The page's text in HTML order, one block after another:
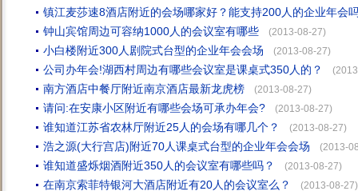
镇江麦莎速8酒店附近的会场哪家好？能支持200人的企业年会
钟山宾馆周边可容纳1000人的会议室有哪些
(2013-08-27)
小白楼附近300人剧院式台型的企业年会会场 (2013-08-27)
公司办年会!湖西村周边有哪些会议室是课桌式350人的？
南方酒店中餐厅附近南京酒店最新龙虎榜 (2013-08-27)
请问:在安康小区附近有哪些会场可承办年会? (2013-08-27)
谁知道江苏省农林厅附近25人的会场有哪几个？ (2013-08-27)
浩之源(大行宫店)附近70人课桌式台型的企业年会会场 (2013-
谁知道盛烁烟酒附近350人的会议室有哪些吗？ (2013-08-27)
在南京索菲特银河大酒店附近有20人的会议室么？ (2013-08-27)